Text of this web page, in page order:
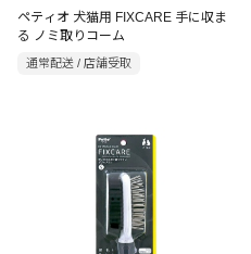
ペティオ 犬猫用 FIXCARE 手に収ま
る ノミ取りコーム
通常配送 / 店舗受取